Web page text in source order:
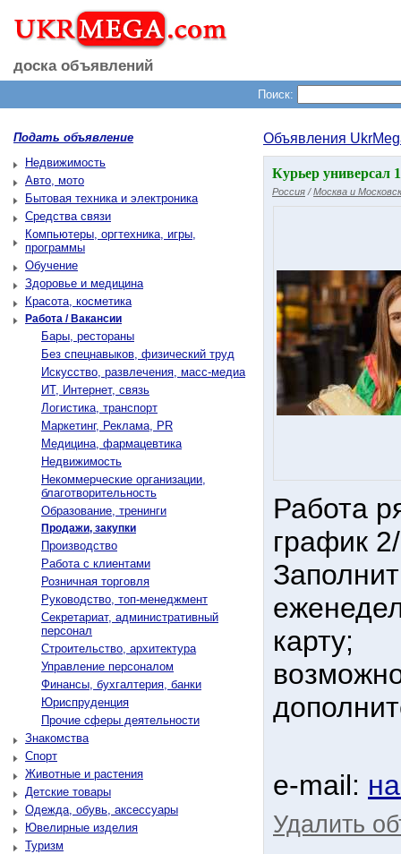
доска объявлений
Поиск:
Подать объявление
Недвижимость
Авто, мото
Бытовая техника и электроника
Средства связи
Компьютеры, оргтехника, игры,
программы
Обучение
Здоровье и медицина
Красота, косметика
Работа / Вакансии
Бары, рестораны
Без спецнавыков, физический труд
Искусство, развлечения, масс-медиа
ИТ, Интернет, связь
Логистика, транспорт
Маркетинг, Реклама, PR
Медицина, фармацевтика
Недвижимость
Некоммерческие организации,
благотворительность
Образование, тренинги
Продажи, закупки
Производство
Работа с клиентами
Розничная торговля
Руководство, топ-менеджмент
Секретариат, административный
персонал
Строительство, архитектура
Управление персоналом
Финансы, бухгалтерия, банки
Юриспруденция
Прочие сферы деятельности
Знакомства
Спорт
Животные и растения
Детские товары
Одежда, обувь, аксессуары
Ювелирные изделия
Туризм
Объявления
Курьер универсал
Россия /Москва и
Работа
график
карту;
e-mail:
Удалить